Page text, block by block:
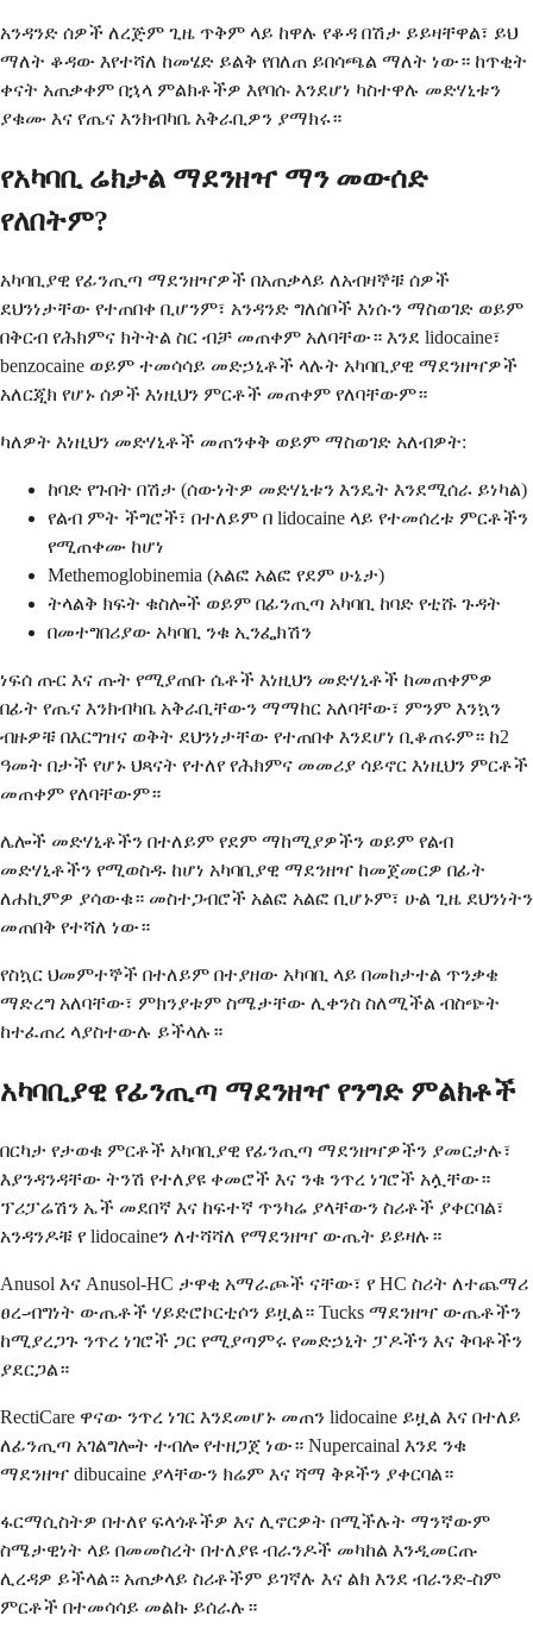
አንዳንድ ሰዎች ለረጅም ጊዜ ጥቅም ላይ ከዋሉ የቆዳ በሽታ ይይዛቸዋል፣ ይህ
ማለት ቆዳው እየተሻለ ከመሄድ ይልቅ የበለጠ ይበሳጫል ማለት ነው። ከጥቂት
ቀናት አጠቃቀም በኋላ ምልክቶችዎ እየባሱ እንደሆነ ካስተዋሉ መድሃኒቱን
ያቁሙ እና የጤና እንክብካቤ አቅራቢዎን ያማክሩ።
የአካባቢ ሬክታል ማደንዘዣ ማን መውሰድ
የለበትም?
አካባቢያዊ የፊንጢጣ ማደንዘዣዎች በአጠቃላይ ለአብዛኞቹ ሰዎች
ደህንነታቸው የተጠበቀ ቢሆንም፣ አንዳንድ ግለሰቦች እነሱን ማስወገድ ወይም
በቅርብ የሕክምና ክትትል ስር ብቻ መጠቀም አለባቸው። እንደ lidocaine፣
benzocaine ወይም ተመሳሳይ መድኃኒቶች ላሉት አካባቢያዊ ማደንዘዣዎች
አለርጂክ የሆኑ ሰዎች እነዚህን ምርቶች መጠቀም የለባቸውም።
ካለዎት እነዚህን መድሃኒቶች መጠንቀቅ ወይም ማስወገድ አለብዎት:
ከባድ የጉበት በሽታ (ሰውነትዎ መድሃኒቱን እንዴት እንደሚሰራ ይነካል)
የልብ ምት ችግሮች፣ በተለይም በ lidocaine ላይ የተመሰረቱ ምርቶችን
የሚጠቀሙ ከሆነ
Methemoglobinemia (አልፎ አልፎ የደም ሁኔታ)
ትላልቅ ክፍት ቁስሎች ወይም በፊንጢጣ አካባቢ ከባድ የቲሹ ጉዳት
በመተግበሪያው አካባቢ ንቁ ኢንፌክሽን
ነፍሰ ጡር እና ጡት የሚያጠቡ ሴቶች እነዚህን መድሃኒቶች ከመጠቀምዎ
በፊት የጤና እንክብካቤ አቅራቢቸውን ማማከር አለባቸው፣ ምንም እንኳን
ብዙዎቹ በእርግዝና ወቅት ደህንነታቸው የተጠበቀ እንደሆነ ቢቆጠሩም። ከ2
ዓመት በታች የሆኑ ህጻናት የተለየ የሕክምና መመሪያ ሳይኖር እነዚህን ምርቶች
መጠቀም የለባቸውም።
ሌሎች መድሃኒቶችን በተለይም የደም ማከሚያዎችን ወይም የልብ
መድሃኒቶችን የሚወስዱ ከሆነ አካባቢያዊ ማደንዘዣ ከመጀመርዎ በፊት
ለሐኪምዎ ያሳውቁ። መስተጋብሮች አልፎ አልፎ ቢሆኑም፣ ሁል ጊዜ ደህንነትን
መጠበቅ የተሻለ ነው።
የስኳር ህመምተኞች በተለይም በተያዘው አካባቢ ላይ በመከታተል ጥንቃቄ
ማድረግ አለባቸው፣ ምክንያቱም ስሜታቸው ሊቀንስ ስለሚችል ብስጭት
ከተፈጠረ ላያስተውሉ ይችላሉ።
አካባቢያዊ የፊንጢጣ ማደንዘዣ የንግድ ምልክቶች
በርካታ የታወቁ ምርቶች አካባቢያዊ የፊንጢጣ ማደንዘዣዎችን ያመርታሉ፣
እያንዳንዳቸው ትንሽ የተለያዩ ቀመሮች እና ንቁ ንጥረ ነገሮች አሏቸው።
ፕሪፓሬሽን ኤች መደበኛ እና ከፍተኛ ጥንካሬ ያላቸውን ስሪቶች ያቀርባል፣
አንዳንዶቹ የ lidocaineን ለተሻሻለ የማደንዘዣ ውጤት ይይዛሉ።
Anusol እና Anusol-HC ታዋቂ አማራጮች ናቸው፣ የ HC ስሪት ለተጨማሪ
ፀረ-ብግነት ውጤቶች ሃይድሮኮርቲሶን ይዟል። Tucks ማደንዘዣ ውጤቶችን
ከሚያረጋጉ ንጥረ ነገሮች ጋር የሚያጣምሩ የመድኃኒት ፓዶችን እና ቅባቶችን
ያደርጋል።
RectiCare ዋናው ንጥረ ነገር እንደመሆኑ መጠን lidocaine ይዟል እና በተለይ
ለፊንጢጣ አገልግሎት ተብሎ የተዘጋጀ ነው። Nupercainal እንደ ንቁ
ማደንዘዣ dibucaine ያላቸውን ክሬም እና ሻማ ቅጾችን ያቀርባል።
ፋርማሲስትዎ በተለየ ፍላጎቶችዎ እና ሊኖርዎት በሚችሉት ማንኛውም
ስሜታዊነት ላይ በመመስረት በተለያዩ ብራንዶች መካከል እንዲመርጡ
ሊረዳዎ ይችላል። አጠቃላይ ስሪቶችም ይገኛሉ እና ልክ እንደ ብራንድ-ስም
ምርቶች በተመሳሳይ መልኩ ይሰራሉ።